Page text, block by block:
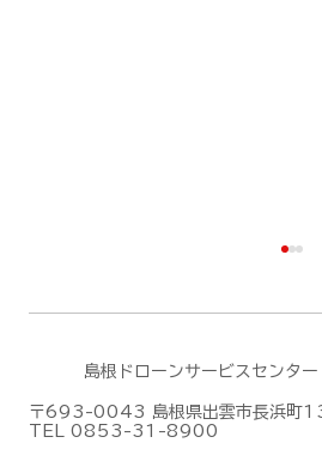
島根ドローンサービスセンター
〒693-0043 島根県出雲市長浜町
TEL 0853-31-8900